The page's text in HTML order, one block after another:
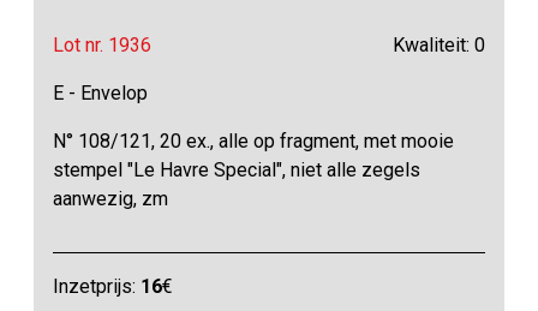
Lot nr. 1936 Kwaliteit: 0
E - Envelop
N° 108/121, 20 ex., alle op fragment, met mooie
stempel "Le Havre Special", niet alle zegels
aanwezig, zm
Inzetprijs: 16€